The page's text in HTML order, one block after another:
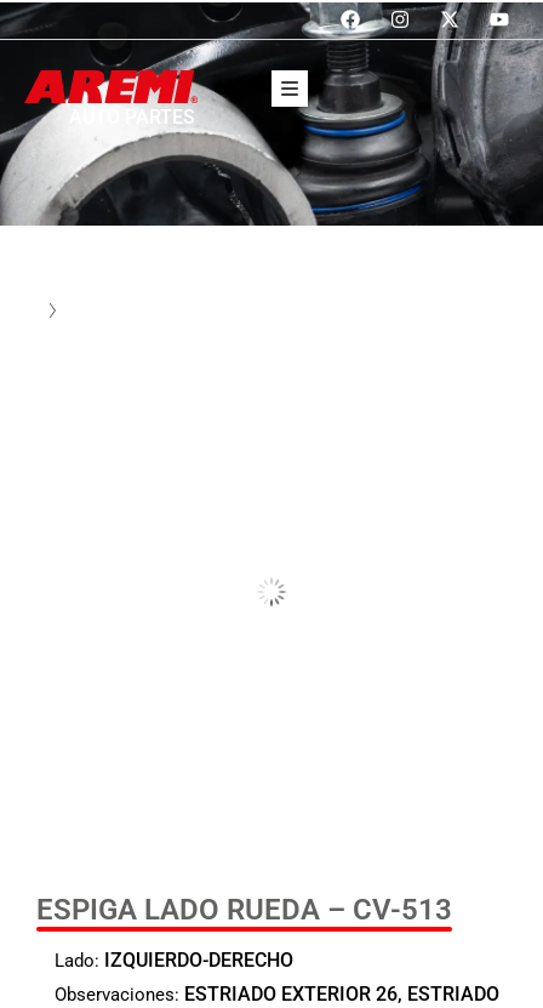
AUTO PARTES
ESPIGA LADO RUEDA – CV-513
Lado: IZQUIERDO-DERECHO
Observaciones: ESTRIADO EXTERIOR 26, ESTRIADO